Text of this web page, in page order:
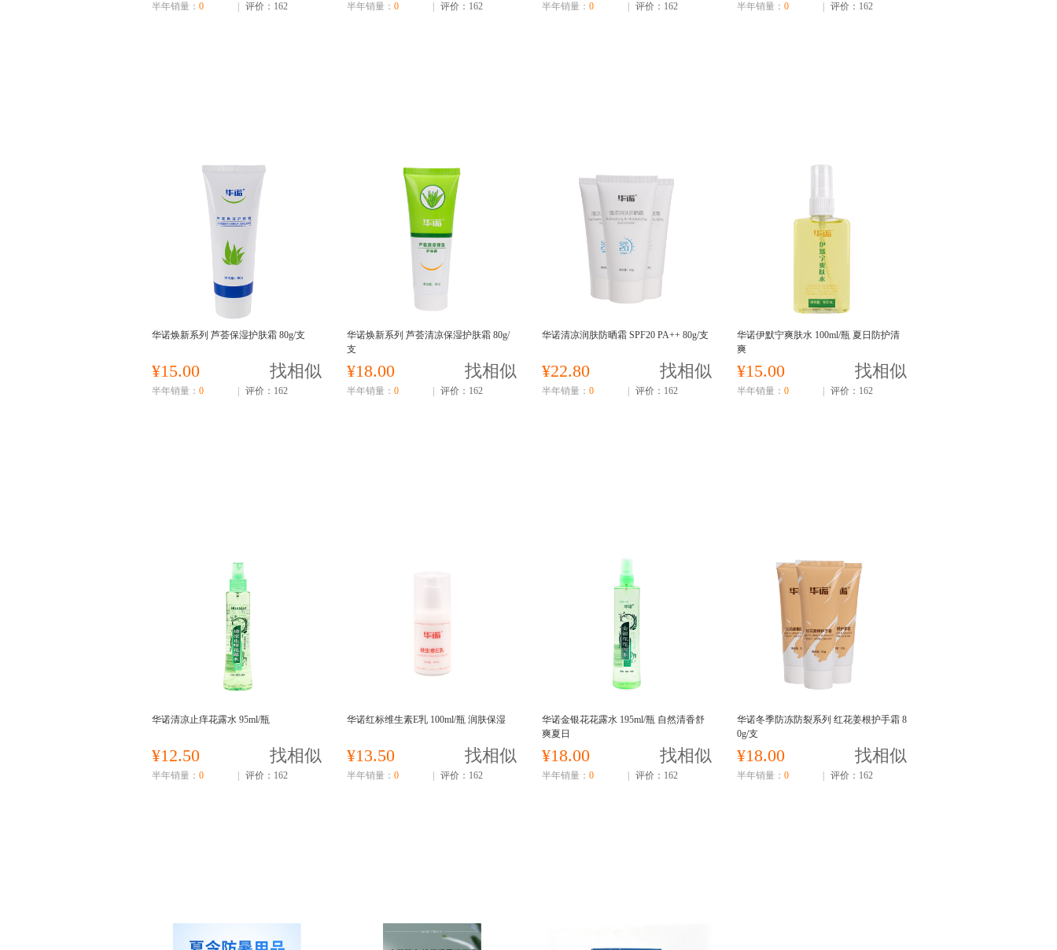
半年销量： 0 评价：162 半年销量： 0 评价：162 半年销量： 0 评价：162 半年销量： 0 评价：162
华诺焕新系列 芦荟保湿护肤霜 80g/支
¥15.00 找相似
半年销量： 0 评价：162
华诺焕新系列 芦荟清凉保湿护肤霜 80g/
支
¥18.00 找相似
半年销量： 0 评价：162
华诺清凉润肤防晒霜 SPF20 PA++ 80g/支
¥22.80 找相似
半年销量： 0 评价：162
华诺伊默宁爽肤水 100ml/瓶 夏日防护清
爽
¥15.00 找相似
半年销量： 0 评价：162
华诺清凉止痒花露水 95ml/瓶
¥12.50 找相似
半年销量： 0 评价：162
华诺红标维生素E乳 100ml/瓶 润肤保湿
¥13.50 找相似
半年销量： 0 评价：162
华诺金银花花露水 195ml/瓶 自然清香舒
爽夏日
¥18.00 找相似
半年销量： 0 评价：162
华诺冬季防冻防裂系列 红花姜根护手霜 8
0g/支
¥18.00 找相似
半年销量： 0 评价：162